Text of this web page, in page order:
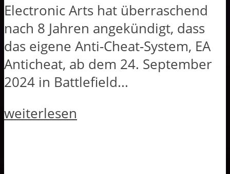
Electronic Arts hat überraschend
nach 8 Jahren angekündigt, dass
das eigene Anti-Cheat-System, EA
Anticheat, ab dem 24. September
2024 in Battlefield...
weiterlesen